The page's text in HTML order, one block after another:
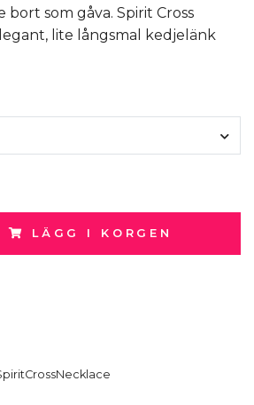
som gåva. Spirit Cross
lite långsmal kedjelänk
LÄGG I KORGEN